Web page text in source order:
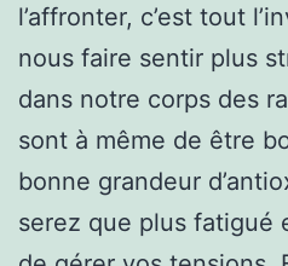
l’affronter, c’est tout
nous faire sentir plus
dans notre corps des
sont à même de être
bonne grandeur
serez que plus fatigué